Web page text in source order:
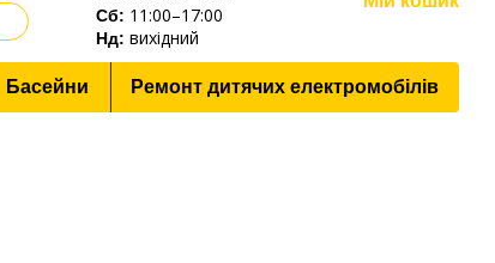
Cб: 11:00–17:00
Нд: вихідний
Басейни Ремонт дитячих електромобілів